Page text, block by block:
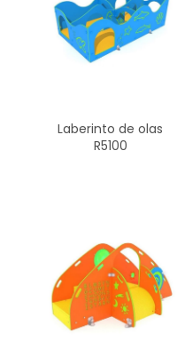
Laberinto de olas
R5100